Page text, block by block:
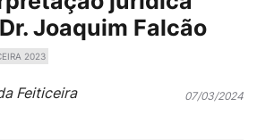
Joaquim Falcão
2023
Feiticeira 07/03/2024